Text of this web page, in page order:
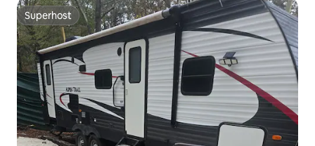
Superhost
Superhost